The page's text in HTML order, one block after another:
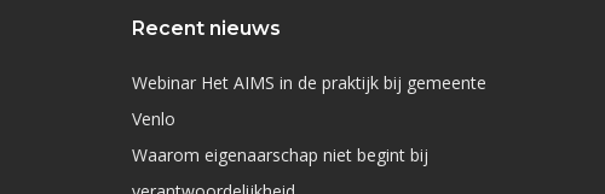
Recent nieuws
Webinar Het AIMS in de praktijk bij gemeente
Venlo
Waarom eigenaarschap niet begint bij